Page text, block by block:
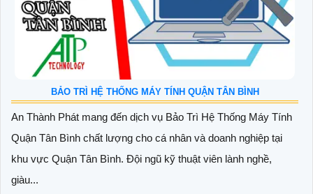
BẢO TRÌ HỆ THỐNG MÁY TÍNH QUẬN TÂN BÌNH
An Thành Phát mang đến dịch vụ Bảo Trì Hệ Thống Máy Tính
Quận Tân Bình chất lượng cho cá nhân và doanh nghiệp tại
khu vực Quận Tân Bình. Đội ngũ kỹ thuật viên lành nghề,
giàu...